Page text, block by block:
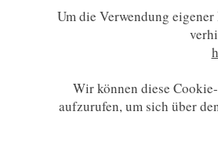
Um die Verwendung
Wir können diese
aufzurufen, um sich über